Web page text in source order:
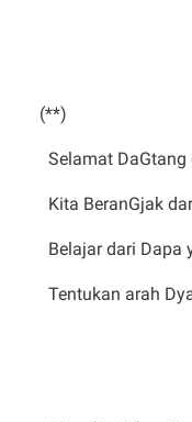
(**)
Selamat
Kita BeranGjak
Belajar dari Dapa
Tentukan arah